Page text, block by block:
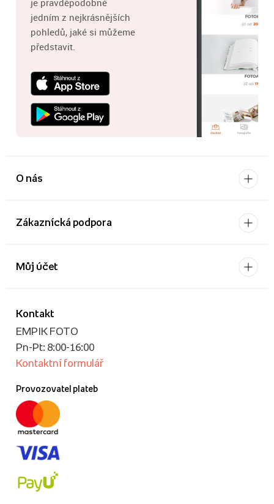
je pravděpodobně
jedním z nejkrásnějších
pohledů, jaké si můžeme
představit.
O nás
Zákaznícká podpora
Kontakt
EMPIK FOTO
Pn-Pt: 8:00-16:00
Kontaktní formulář
Provozovatel plateb
Můj účet